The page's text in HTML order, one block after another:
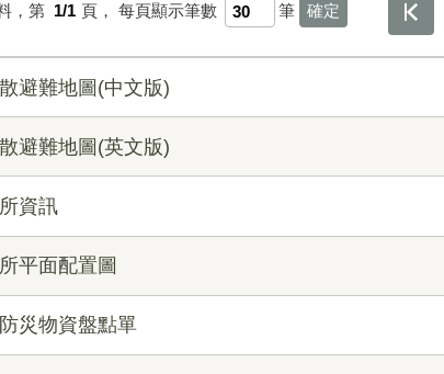
，第 1/1 頁， 每頁顯示筆數 筆
避難地圖(中文版)
避難地圖(英文版)
資訊
平面配置圖
災物資盤點單